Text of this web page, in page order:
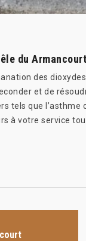
du Armancourt
des
et de
tels que
à votre service